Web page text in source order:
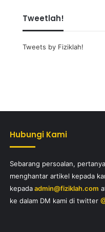
Tweetlah!
Tweets by Fiziklah!
Hubungi Kami
Sebarang persoalan,
menghantar artikel kepada
kepadaadmin@fiziklah.com
ke dalam DM kami di twitter